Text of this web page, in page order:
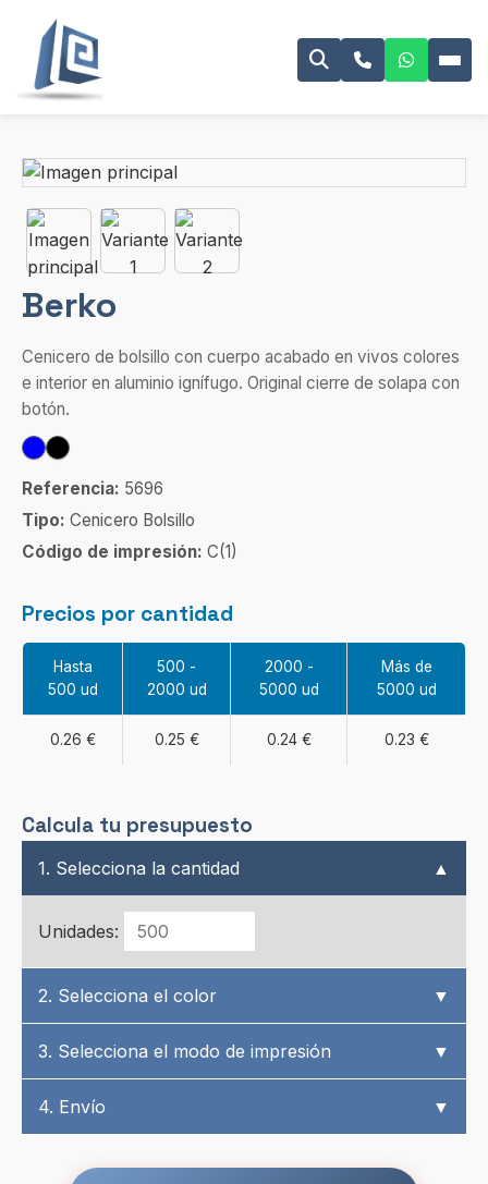
Berko
Cenicero de bolsillo con cuerpo acabado en vivos colores
e interior en aluminio ignífugo. Original cierre de solapa con
botón.
Referencia: 5696
Tipo: Cenicero Bolsillo
Código de impresión: C(1)
Precios por cantidad
Hasta
500 ud
500 -
2000 ud
2000 -
5000 ud
Más de
5000 ud
0.26 € 0.25 € 0.24 € 0.23 €
Calcula tu presupuesto
1. Selecciona la cantidad ▲
Unidades:
2. Selecciona el color ▼
3. Selecciona el modo de impresión ▼
4. Envío ▼